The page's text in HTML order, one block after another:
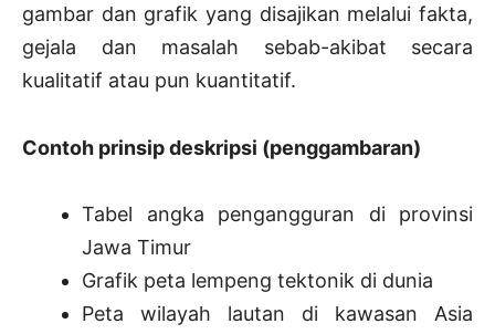
gambar dan grafik yang disajikan melalui fakta,
gejala dan masalah sebab-akibat secara
kualitatif atau pun kuantitatif.
Contoh prinsip deskripsi (penggambaran)
Tabel angka pengangguran di provinsi
Jawa Timur
Grafik peta lempeng tektonik di dunia
Peta wilayah lautan di kawasan Asia